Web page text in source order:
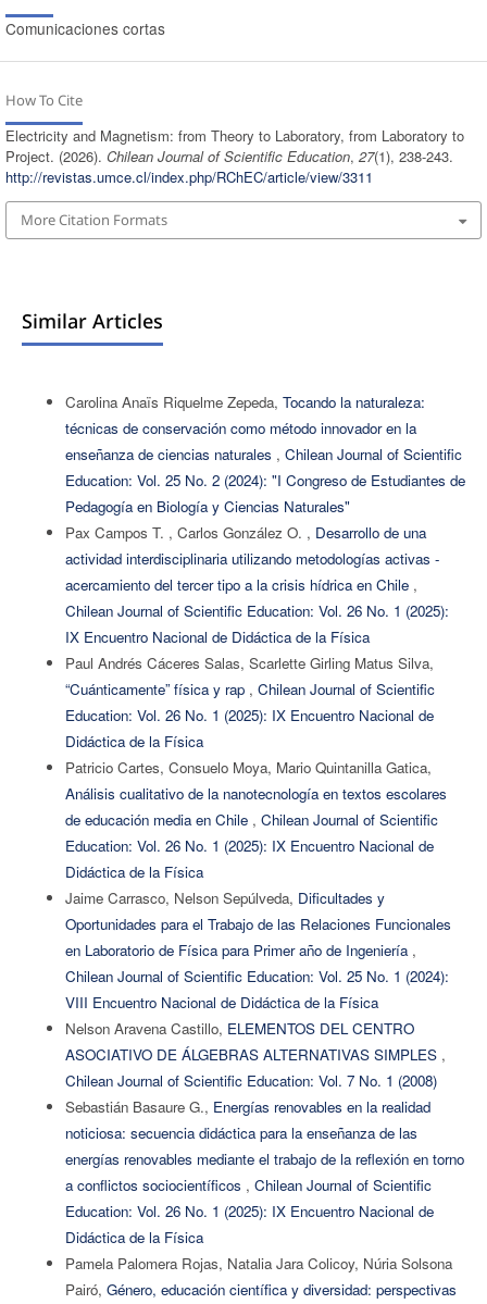
Comunicaciones cortas
How To Cite
Electricity and Magnetism: from Theory to Laboratory, from Laboratory to
Project. (2026). Chilean Journal of Scientific Education, 27(1), 238-243.
http://revistas.umce.cl/index.php/RChEC/article/view/3311
More Citation Formats
Similar Articles
Carolina Anaïs Riquelme Zepeda, Tocando la naturaleza:
técnicas de conservación como método innovador en la
enseñanza de ciencias naturales , Chilean Journal of Scientific
Education: Vol. 25 No. 2 (2024): "I Congreso de Estudiantes de
Pedagogía en Biología y Ciencias Naturales"
Pax Campos T. , Carlos González O. , Desarrollo de una
actividad interdisciplinaria utilizando metodologías activas -
acercamiento del tercer tipo a la crisis hídrica en Chile ,
Chilean Journal of Scientific Education: Vol. 26 No. 1 (2025):
IX Encuentro Nacional de Didáctica de la Física
Paul Andrés Cáceres Salas, Scarlette Girling Matus Silva,
“Cuánticamente” física y rap , Chilean Journal of Scientific
Education: Vol. 26 No. 1 (2025): IX Encuentro Nacional de
Didáctica de la Física
Patricio Cartes, Consuelo Moya, Mario Quintanilla Gatica,
Análisis cualitativo de la nanotecnología en textos escolares
de educación media en Chile , Chilean Journal of Scientific
Education: Vol. 26 No. 1 (2025): IX Encuentro Nacional de
Didáctica de la Física
Jaime Carrasco, Nelson Sepúlveda, Dificultades y
Oportunidades para el Trabajo de las Relaciones Funcionales
en Laboratorio de Física para Primer año de Ingeniería ,
Chilean Journal of Scientific Education: Vol. 25 No. 1 (2024):
VIII Encuentro Nacional de Didáctica de la Física
Nelson Aravena Castillo, ELEMENTOS DEL CENTRO
ASOCIATIVO DE ÁLGEBRAS ALTERNATIVAS SIMPLES ,
Chilean Journal of Scientific Education: Vol. 7 No. 1 (2008)
Sebastián Basaure G., Energías renovables en la realidad
noticiosa: secuencia didáctica para la enseñanza de las
energías renovables mediante el trabajo de la reflexión en torno
a conflictos sociocientíficos , Chilean Journal of Scientific
Education: Vol. 26 No. 1 (2025): IX Encuentro Nacional de
Didáctica de la Física
Pamela Palomera Rojas, Natalia Jara Colicoy, Núria Solsona
Pairó, Género, educación científica y diversidad: perspectivas